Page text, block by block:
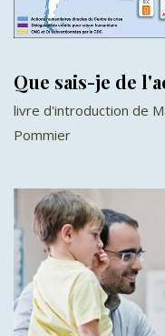
Que sais-je de
livre d'introduction de
Pommier